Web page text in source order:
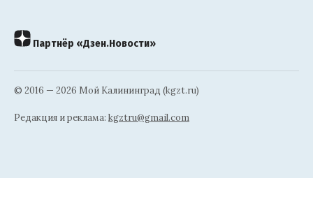
Партнёр «Дзен.Новости»
© 2016 — 2026 Мой Калининград (kgzt.ru)
Редакция и реклама: kgztru@gmail.com